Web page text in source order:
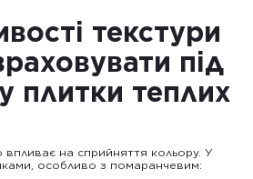
текстури
під
плитки теплих
впливає на сприйняття кольору. У
особливо з помаранчевим: